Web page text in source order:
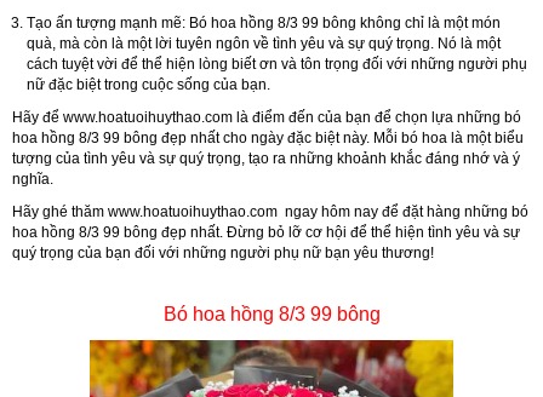
Tạo ấn tượng mạnh mẽ: Bó hoa hồng 8/3 99 bông không chỉ là một món
quà, mà còn là một lời tuyên ngôn về tình yêu và sự quý trọng. Nó là một
cách tuyệt vời để thể hiện lòng biết ơn và tôn trọng đối với những người phụ
nữ đặc biệt trong cuộc sống của bạn.
Hãy để www.hoatuoihuythao.com là điểm đến của bạn để chọn lựa những bó
hoa hồng 8/3 99 bông đẹp nhất cho ngày đặc biệt này. Mỗi bó hoa là một biểu
tượng của tình yêu và sự quý trọng, tạo ra những khoảnh khắc đáng nhớ và ý
nghĩa.
Hãy ghé thăm www.hoatuoihuythao.com ngay hôm nay để đặt hàng những bó
hoa hồng 8/3 99 bông đẹp nhất. Đừng bỏ lỡ cơ hội để thể hiện tình yêu và sự
quý trọng của bạn đối với những người phụ nữ bạn yêu thương!
Bó hoa hồng 8/3 99 bông